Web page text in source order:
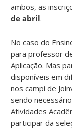
ambos, as
de abril.
No caso do
para professor
Aplicação. Mas
disponíveis em
nos campi de
sendo
Atividades
participar da